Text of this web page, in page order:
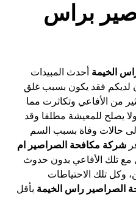
براس
الخيمة أحدث المبيدات
لديكم فقد يكون بسبب غلق
من الأفاعي وتكاثرت مما
يصلح للمعيشة مطلقا وقد
حالات وفاة بسبب السم
شركة مكافحة الصراصير ام
مع تلك الأفاعي بدون حدوث
وكل تلك الاحتياطات
الصراصير راس الخيمة بأقل